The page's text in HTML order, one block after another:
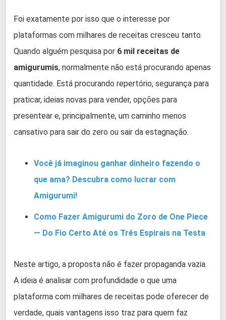
Foi exatamente por isso que o interesse por
plataformas com milhares de receitas cresceu tanto.
Quando alguém pesquisa por 6 mil receitas de
amigurumis, normalmente não está procurando apenas
quantidade. Está procurando repertório, segurança para
praticar, ideias novas para vender, opções para
presentear e, principalmente, um caminho menos
cansativo para sair do zero ou sair da estagnação.
Você já imaginou ganhar dinheiro fazendo o
que ama? Descubra como lucrar com
Amigurumi!
Como Fazer Amigurumi do Zoro de One Piece
— Do Fio Certo Até os Três Espirais na Testa
Neste artigo, a proposta não é fazer propaganda vazia.
A ideia é analisar com profundidade o que uma
plataforma com milhares de receitas pode oferecer de
verdade, quais vantagens isso traz para quem faz